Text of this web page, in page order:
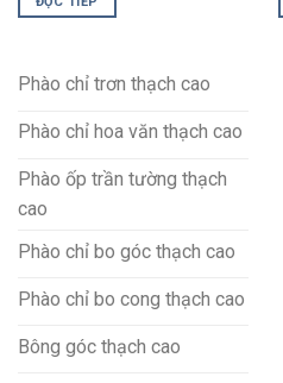
Phào chỉ trơn thạch cao
Phào chỉ hoa văn thạch cao
Phào ốp trần tường thạch
cao
Phào chỉ bo góc thạch cao
Phào chỉ bo cong thạch cao
Bông góc thạch cao